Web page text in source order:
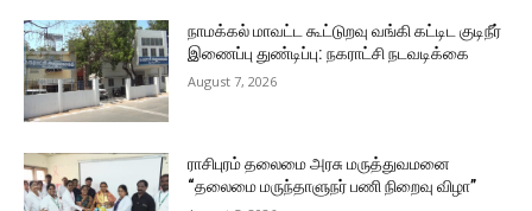
நாமக்கல் மாவட்ட கூட்டுறவு வங்கி கட்டிட குடிநீர்
இணைப்பு துண்டிப்பு: நகராட்சி நடவடிக்கை
August 7, 2026
ராசிபுரம் தலைமை அரசு மருத்துவமனை
“தலைமை மருந்தாளுநர் பணி நிறைவு விழா”